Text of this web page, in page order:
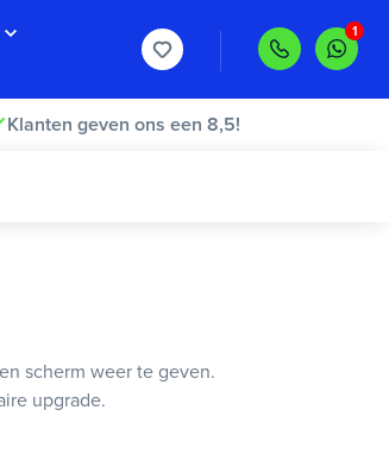
Klanten geven ons een 8,5!
scherm weer te geven.
upgrade.